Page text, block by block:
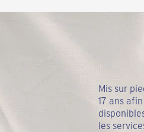
Mis sur
17 ans
les